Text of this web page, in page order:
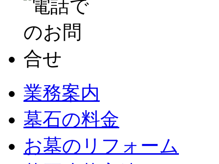
業務案内
墓石の料金
お墓のリフォーム